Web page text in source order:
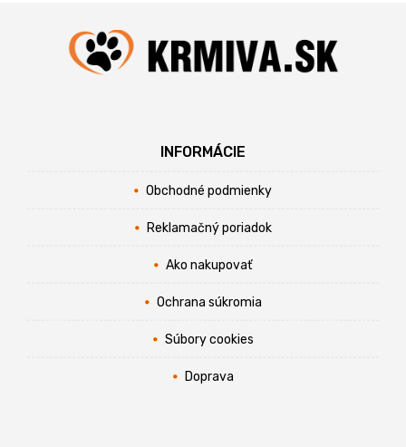
INFORMÁCIE
Obchodné podmienky
Reklamačný poriadok
Ako nakupovať
Ochrana súkromia
Súbory cookies
Doprava